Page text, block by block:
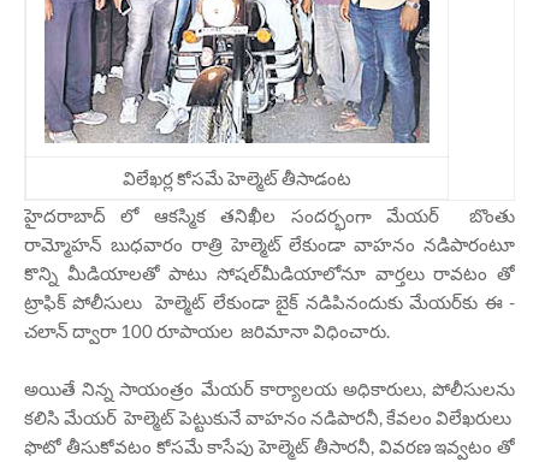
విలేఖర్ల కోసమే హెల్మెట్ తీసాడంట
హైదరాబాద్ లో ఆకస్మిక తనిఖీల సందర్భంగా మేయర్ బొంతు
రామ్మోహన్ బుధవారం రాత్రి హెల్మెట్ లేకుండా వాహనం నడిపారంటూ
కొన్ని మీడియాలతో పాటు సోషల్‌మీడియాలోనూ వార్తలు రావటం తో
ట్రాఫిక్ పోలీసులు హెల్మెట్ లేకుండా బైక్ నడిపినందుకు మేయర్‌కు ఈ -
చలాన్ ద్వారా 100 రూపాయల జరిమానా విధించారు.
అయితే నిన్న సాయంత్రం మేయర్ కార్యాలయ అధికారులు, పోలీసులను
కలిసి మేయర్ హెల్మెట్ పెట్టుకునే వాహనం నడిపారనీ, కేవలం విలేఖరులు
ఫొటో తీసుకోవటం కోసమే కాసేపు హెల్మెట్ తీసారనీ, వివరణ ఇవ్వటం తో